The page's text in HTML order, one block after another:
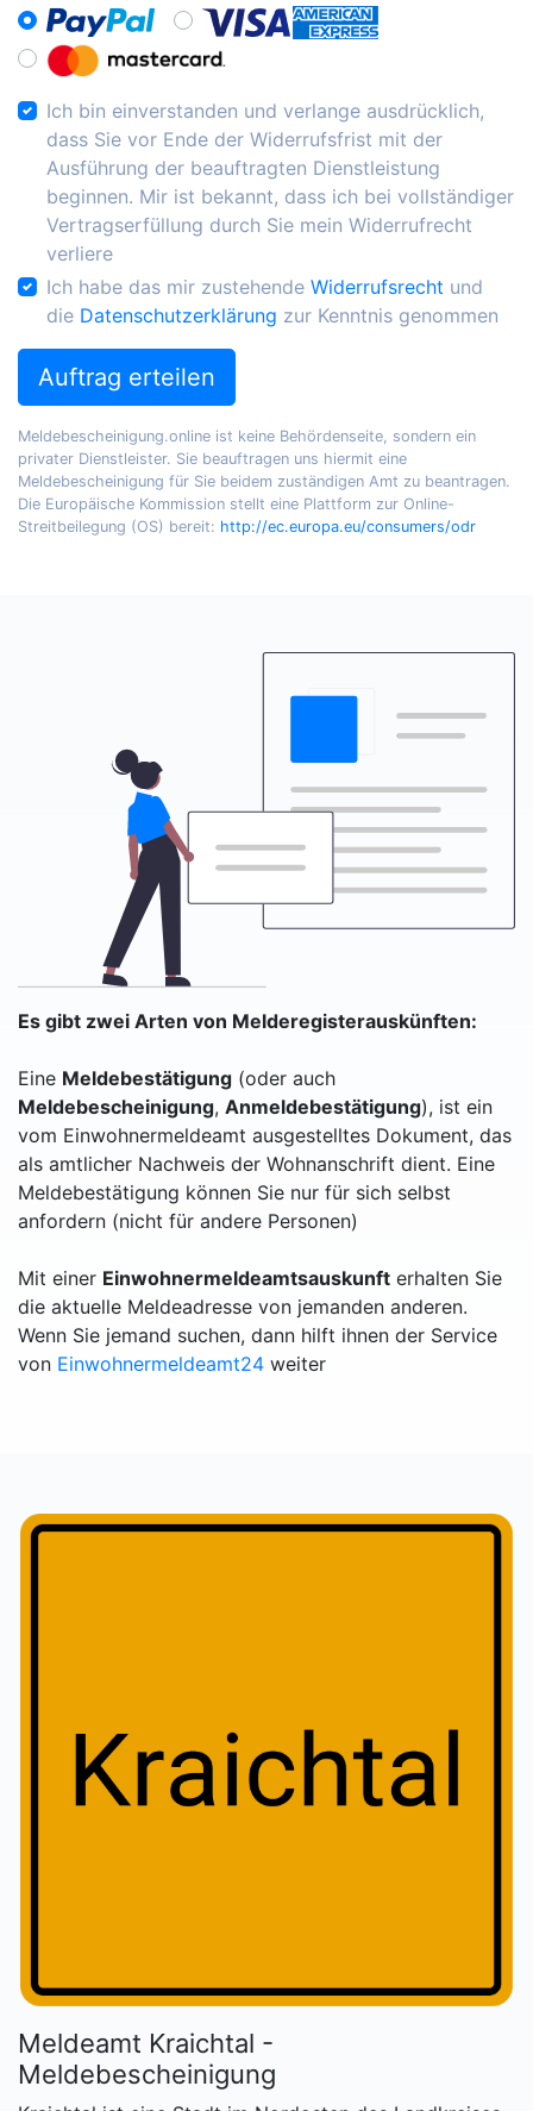
Ich bin einverstanden und verlange ausdrücklich,
dass Sie vor Ende der Widerrufsfrist mit der
Ausführung der beauftragten Dienstleistung
beginnen. Mir ist bekannt, dass ich bei vollständiger
Vertragserfüllung durch Sie mein Widerrufrecht
verliere
Ich habe das mir zustehende Widerrufsrecht und
die Datenschutzerklärung zur Kenntnis genommen
Auftrag erteilen
Meldebescheinigung.online ist keine Behördenseite, sondern ein
privater Dienstleister. Sie beauftragen uns hiermit eine
Meldebescheinigung für Sie beidem zuständigen Amt zu beantragen.
Die Europäische Kommission stellt eine Plattform zur Online-
Streitbeilegung (OS) bereit: http://ec.europa.eu/consumers/odr
Es gibt zwei Arten von Melderegisterauskünften:
Eine Meldebestätigung (oder auch
Meldebescheinigung, Anmeldebestätigung), ist ein
vom Einwohnermeldeamt ausgestelltes Dokument, das
als amtlicher Nachweis der Wohnanschrift dient. Eine
Meldebestätigung können Sie nur für sich selbst
anfordern (nicht für andere Personen)
Mit einer Einwohnermeldeamtsauskunft erhalten Sie
die aktuelle Meldeadresse von jemanden anderen.
Wenn Sie jemand suchen, dann hilft ihnen der Service
von Einwohnermeldeamt24 weiter
Meldeamt Kraichtal -
Meldebescheinigung